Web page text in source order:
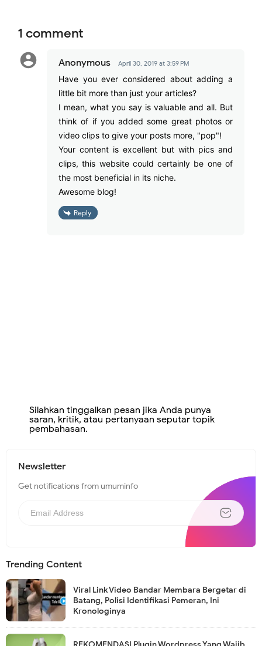
1 comment
Anonymous April 30, 2019 at 3:59 PM
Have you ever considered about adding a
little bit more than just your articles?
I mean, what you say is valuable and all. But
think of if you added some great photos or
video clips to give your posts more, "pop"!
Your content is excellent but with pics and
clips, this website could certainly be one of
the most beneficial in its niche.
Awesome blog!
Reply
Silahkan tinggalkan pesan jika Anda punya
saran, kritik, atau pertanyaan seputar topik
pembahasan.
Newsletter
Get notifications from umuminfo
Trending Content
Viral Link Video Bandar Membara Bergetar di
Batang, Polisi Identifikasi Pemeran, Ini
Kronologinya